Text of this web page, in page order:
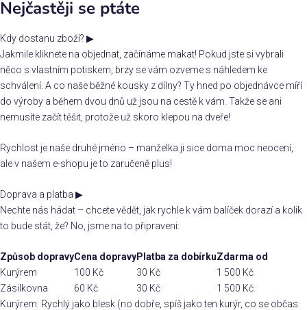
Nejčastěji se ptáte
Kdy dostanu zboží? ▶
Jakmile kliknete na objednat, začínáme makat! Pokud jste si vybrali
něco s vlastním potiskem, brzy se vám ozveme s náhledem ke
schválení. A co naše běžné kousky z dílny? Ty hned po objednávce míří
do výroby a během dvou dnů už jsou na cestě k vám. Takže se ani
nemusíte začít těšit, protože už skoro klepou na dveře!
Rychlost je naše druhé jméno – manželka ji sice doma moc neocení,
ale v našem e-shopu je to zaručeně plus!
Doprava a platba ▶
Nechte nás hádat – chcete vědět, jak rychle k vám balíček dorazí a kolik
to bude stát, že? No, jsme na to připraveni:
Způsob dopravyCena dopravyPlatba za dobírkuZdarma od
Kurýrem
100 Kč 30 Kč
1 500 Kč
Zásilkovna
60 Kč 30 Kč
1 500 Kč
Kurýrem: Rychlý jako blesk (no dobře, spíš jako ten kurýr, co se občas